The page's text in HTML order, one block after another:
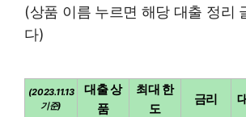
(상품 이름 누르면 해당 대출 정리
다)
(2023.11.13
기준)
대출 상
품
최대 한
도
금리